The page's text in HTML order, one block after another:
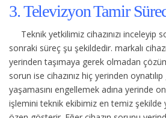
3. Televizyon Tamir
Teknik yetkilimiz cihazınızı inceleyip
sonraki süreç şu şekildedir. markalı
yerinden taşımaya gerek olmadan
sorun ise cihazınız hiç yerinden
yaşamasını engellemek adına yerinde
işlemini teknik ekibimiz en temiz şekilde